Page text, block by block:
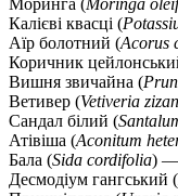
Калієві квасці (
Аїр болотний (Acorus
Коричник
Вишня звичайна (
Ветивер (Vetiveria
Сандал білий (
Атівіша (Aconitum
Бала (Sida cordifolia) —
Десмодіум гангський (